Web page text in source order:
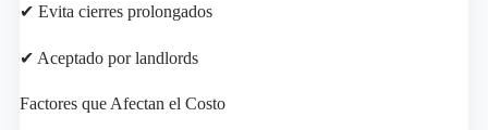
✔ Evita cierres prolongados
✔ Aceptado por landlords
Factores que Afectan el Costo